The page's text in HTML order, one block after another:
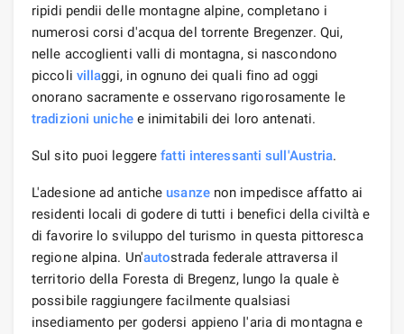
ripidi pendii delle montagne alpine, completano i
numerosi corsi d'acqua del torrente Bregenzer. Qui,
nelle accoglienti valli di montagna, si nascondono
piccoli villaggi, in ognuno dei quali fino ad oggi
onorano sacramente e osservano rigorosamente le
tradizioni unichee inimitabili dei loro antenati.
Sul sito puoi leggerefatti interessanti sull'Austria.
L'adesione ad anticheusanzenon impedisce affatto ai
residenti locali di godere di tutti i benefici della civiltà e
di favorire lo sviluppo del turismo in questa pittoresca
regione alpina. Un'autostrada federale attraversa il
territorio della Foresta di Bregenz, lungo la quale è
possibile raggiungere facilmente qualsiasi
insediamento per godersi appieno l'aria di montagna e